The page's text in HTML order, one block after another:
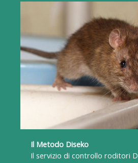
Il Metodo Diseko
Il servizio di controllo roditori